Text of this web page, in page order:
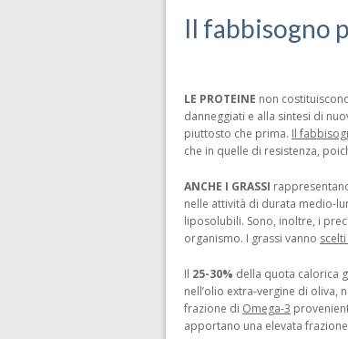
Il fabbisogno
LE PROTEINE non
danneggiati e alla sintesi di
piuttosto che prima. Il
che in quelle di resistenza,
ANCHE I GRASSI
nelle attività di durata medio-
liposolubili. Sono, inoltre, i
organismo. I grassi vanno
Il 25-30% della quota calorica
nell’olio extra-vergine di oliva,
frazione di Omega-3
apportano una elevata